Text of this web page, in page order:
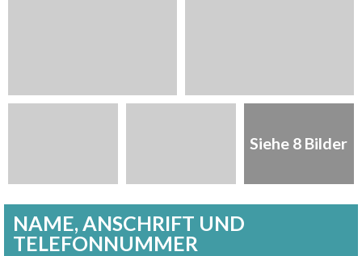
Siehe 8 Bilder
NAME, ANSCHRIFT UND
TELEFONNUMMER